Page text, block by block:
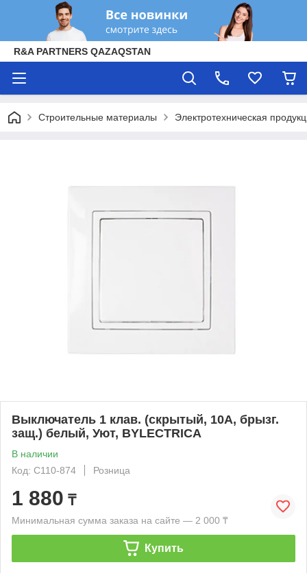
R&A PARTNERS QAZAQSTAN
Строительные материалы Электротехническая
Выключатель 1 клав. (cкрытый, 10А, брызг.
защ.) белый, Уют, BYLECTRICA
В наличии
Код: С110-874
Розница
1 880 ₸
Минимальная сумма заказа на сайте — 2 000 ₸
Купить